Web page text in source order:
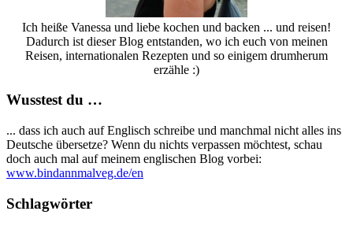
Ich heiße Vanessa und liebe kochen und backen ... und reisen!
Dadurch ist dieser Blog entstanden, wo ich euch von meinen
Reisen, internationalen Rezepten und so einigem drumherum
erzähle :)
Wusstest du …
... dass ich auch auf Englisch schreibe und manchmal nicht alles ins
Deutsche übersetze? Wenn du nichts verpassen möchtest, schau
doch auch mal auf meinem englischen Blog vorbei:
www.bindannmalveg.de/en
Schlagwörter